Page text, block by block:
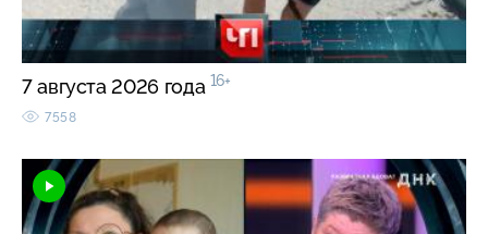
7 августа 2026 года 16+
7558